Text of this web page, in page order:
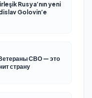
Rusya’nın yeni
Golovin’e
СВО — это
страну